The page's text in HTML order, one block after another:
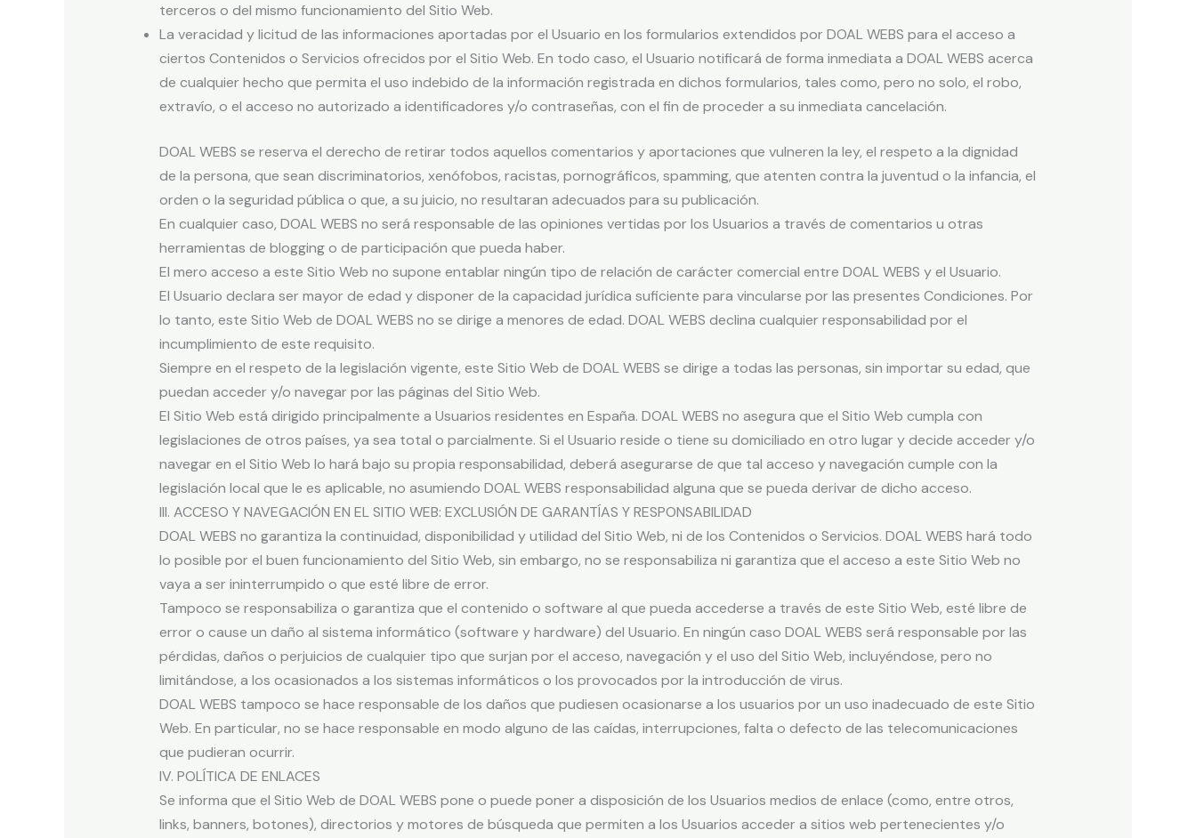
terceros o del mismo funcionamiento del Sitio Web.
La veracidad y licitud de las informaciones aportadas por el Usuario en los formularios extendidos por DOAL WEBS para el acceso a
ciertos Contenidos o Servicios ofrecidos por el Sitio Web. En todo caso, el Usuario notificará de forma inmediata a DOAL WEBS acerca
de cualquier hecho que permita el uso indebido de la información registrada en dichos formularios, tales como, pero no solo, el robo,
extravío, o el acceso no autorizado a identificadores y/o contraseñas, con el fin de proceder a su inmediata cancelación.
DOAL WEBS se reserva el derecho de retirar todos aquellos comentarios y aportaciones que vulneren la ley, el respeto a la dignidad
de la persona, que sean discriminatorios, xenófobos, racistas, pornográficos, spamming, que atenten contra la juventud o la infancia, el
orden o la seguridad pública o que, a su juicio, no resultaran adecuados para su publicación.
En cualquier caso, DOAL WEBS no será responsable de las opiniones vertidas por los Usuarios a través de comentarios u otras
herramientas de blogging o de participación que pueda haber.
El mero acceso a este Sitio Web no supone entablar ningún tipo de relación de carácter comercial entre DOAL WEBS y el Usuario.
El Usuario declara ser mayor de edad y disponer de la capacidad jurídica suficiente para vincularse por las presentes Condiciones. Por
lo tanto, este Sitio Web de DOAL WEBS no se dirige a menores de edad. DOAL WEBS declina cualquier responsabilidad por el
incumplimiento de este requisito.
Siempre en el respeto de la legislación vigente, este Sitio Web de DOAL WEBS se dirige a todas las personas, sin importar su edad, que
puedan acceder y/o navegar por las páginas del Sitio Web.
El Sitio Web está dirigido principalmente a Usuarios residentes en España. DOAL WEBS no asegura que el Sitio Web cumpla con
legislaciones de otros países, ya sea total o parcialmente. Si el Usuario reside o tiene su domiciliado en otro lugar y decide acceder y/o
navegar en el Sitio Web lo hará bajo su propia responsabilidad, deberá asegurarse de que tal acceso y navegación cumple con la
legislación local que le es aplicable, no asumiendo DOAL WEBS responsabilidad alguna que se pueda derivar de dicho acceso.
III. ACCESO Y NAVEGACIÓN EN EL SITIO WEB: EXCLUSIÓN DE GARANTÍAS Y RESPONSABILIDAD
DOAL WEBS no garantiza la continuidad, disponibilidad y utilidad del Sitio Web, ni de los Contenidos o Servicios. DOAL WEBS hará todo
lo posible por el buen funcionamiento del Sitio Web, sin embargo, no se responsabiliza ni garantiza que el acceso a este Sitio Web no
vaya a ser ininterrumpido o que esté libre de error.
Tampoco se responsabiliza o garantiza que el contenido o software al que pueda accederse a través de este Sitio Web, esté libre de
error o cause un daño al sistema informático (software y hardware) del Usuario. En ningún caso DOAL WEBS será responsable por las
pérdidas, daños o perjuicios de cualquier tipo que surjan por el acceso, navegación y el uso del Sitio Web, incluyéndose, pero no
limitándose, a los ocasionados a los sistemas informáticos o los provocados por la introducción de virus.
DOAL WEBS tampoco se hace responsable de los daños que pudiesen ocasionarse a los usuarios por un uso inadecuado de este Sitio
Web. En particular, no se hace responsable en modo alguno de las caídas, interrupciones, falta o defecto de las telecomunicaciones
que pudieran ocurrir.
IV. POLÍTICA DE ENLACES
Se informa que el Sitio Web de DOAL WEBS pone o puede poner a disposición de los Usuarios medios de enlace (como, entre otros,
links, banners, botones), directorios y motores de búsqueda que permiten a los Usuarios acceder a sitios web pertenecientes y/o